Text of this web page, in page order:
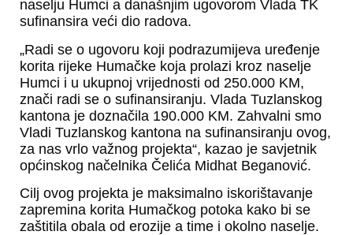
naselju Humci a današnjim ugovorom Vlada TK
sufinansira veći dio radova.
„Radi se o ugovoru koji podrazumijeva uređenje
korita rijeke Humačke koja prolazi kroz naselje
Humci i u ukupnoj vrijednosti od 250.000 KM,
znači radi se o sufinansiranju. Vlada Tuzlanskog
kantona je doznačila 190.000 KM. Zahvalni smo
Vladi Tuzlanskog kantona na sufinansiranju ovog,
za nas vrlo važnog projekta“, kazao je savjetnik
općinskog načelnika Čelića Midhat Beganović.
Cilj ovog projekta je maksimalno iskorištavanje
zapremina korita Humačkog potoka kako bi se
zaštitila obala od erozije a time i okolno naselje.